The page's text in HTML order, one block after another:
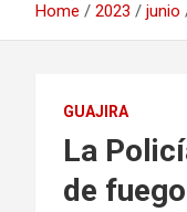
Home 2023 junio
GUAJIRA
La
de